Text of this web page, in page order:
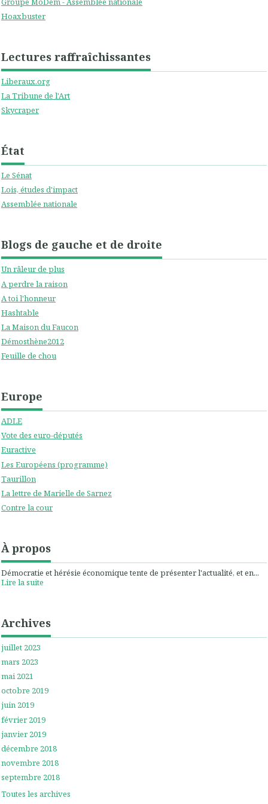
Hoaxbuster
Lectures raffraîchissantes
Liberaux.org
La Tribune de l'Art
Skycraper
État
Le Sénat
Lois, études d'impact
Assemblée nationale
Blogs de gauche et de droite
Un râleur de plus
A perdre la raison
A toi l'honneur
Hashtable
La Maison du Faucon
Démosthène2012
Feuille de chou
Europe
ADLE
Vote des euro-députés
Euractive
Les Européens (programme)
Taurillon
La lettre de Marielle de Sarnez
Contre la cour
À propos
Démocratie et hérésie économique tente de présenter l'actualité, et en...
Lire la suite
Archives
juillet 2023
mars 2023
mai 2021
octobre 2019
juin 2019
février 2019
janvier 2019
décembre 2018
novembre 2018
septembre 2018
Toutes les archives